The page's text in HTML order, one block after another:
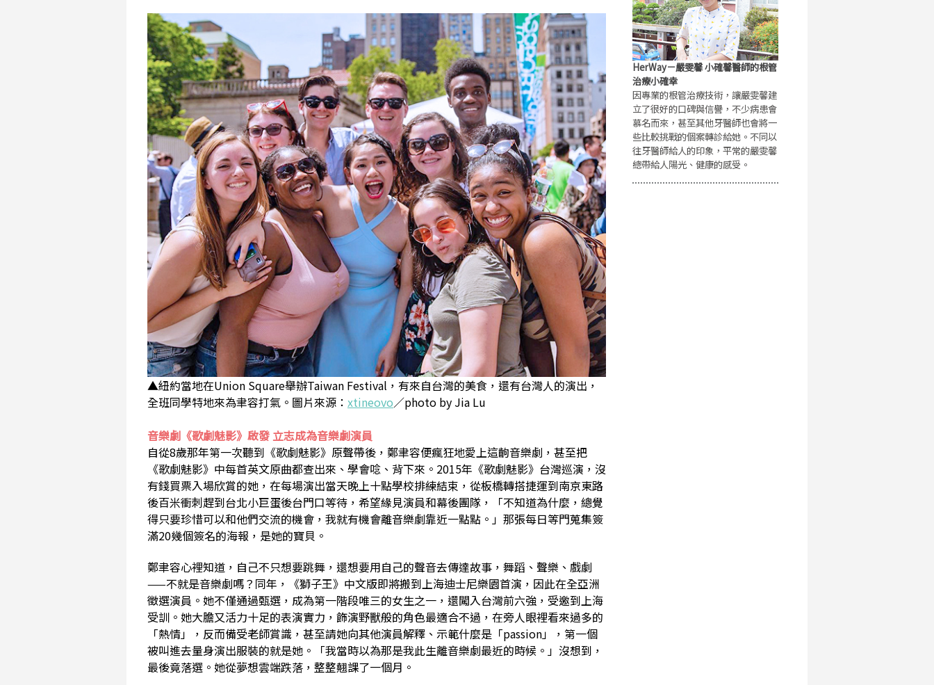
▲紐約當地在Union Square舉辦Taiwan Festival，有來自台灣的美食，還有台灣人的演出，
全班同學特地來為聿容打氣。圖片來源： xtineovo／photo by Jia Lu
音樂劇《歌劇魅影》啟發 立志成為音樂劇演員
自從8歲那年第一次聽到《歌劇魅影》原聲帶後，鄭聿容便瘋狂地愛上這齣音樂劇，甚至把
《歌劇魅影》中每首英文原曲都查出來、學會唸、背下來。2015年《歌劇魅影》台灣巡演，沒
有錢買票入場欣賞的她，在每場演出當天晚上十點學校排練結束，從板橋轉搭捷運到南京東路
後百米衝刺趕到台北小巨蛋後台門口等待，希望緣見演員和幕後團隊，「不知道為什麼，總覺
得只要珍惜可以和他們交流的機會，我就有機會離音樂劇靠近一點點。」那張每日等門蒐集簽
滿20幾個簽名的海報，是她的寶貝。
鄭聿容心裡知道，自己不只想要跳舞，還想要用自己的聲音去傳達故事，舞蹈、聲樂、戲劇
——不就是音樂劇嗎？同年，《獅子王》中文版即將搬到上海迪士尼樂園首演，因此在全亞洲
徵選演員。她不僅通過甄選，成為第一階段唯三的女生之一，還闖入台灣前六強，受邀到上海
受訓。她大膽又活力十足的表演實力，飾演野獸般的角色最適合不過，在旁人眼裡看來過多的
「熱情」，反而備受老師賞識，甚至請她向其他演員解釋、示範什麼是「passion」，第一個
被叫進去量身演出服裝的就是她。「我當時以為那是我此生離音樂劇最近的時候。」沒想到，
最後竟落選。她從夢想雲端跌落，整整翹課了一個月。
HerWay－嚴雯馨 小確馨醫師的根管
治療小確幸
因專業的根管治療技術，讓嚴雯馨建
立了很好的口碑與信譽，不少病患會
慕名而來，甚至其他牙醫師也會將一
些比較挑戰的個案轉診給她。不同以
往牙醫師給人的印象，平常的嚴雯馨
總帶給人陽光、健康的感受。